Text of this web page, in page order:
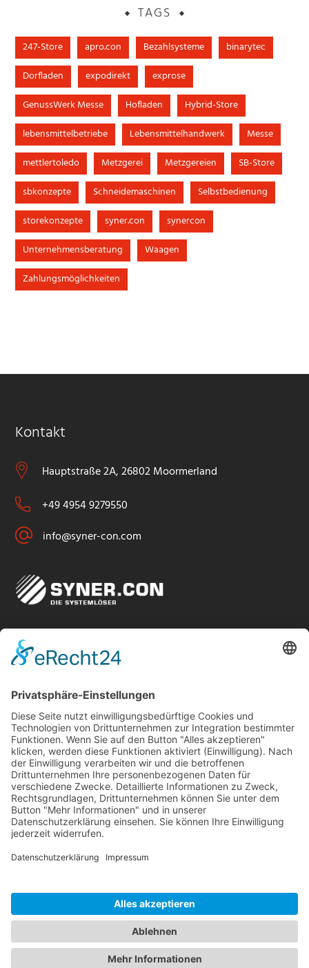
TAGS
247-Store apro.con Bezahlsysteme
binarytec
Dorfladen
expodirekt
exprose
GenussWerk Messe
Hofladen
Hybrid-Store
lebensmittelbetriebe
Lebensmittelhandwerk
Messe
mettlertoledo
Metzgerei Metzgereien
SB-Store
sbkonzepte
Schneidemaschinen
Selbstbedienung
storekonzepte
syner.con
synercon
Unternehmensberatung
Waagen
Zahlungsmöglichkeiten
Kontakt
Hauptstraße 2A, 26802 Moormerland
+49 4954 9279550
info@syner-con.com
Komplette Systemlösungen aus einer Hand von
erfahrenen Fachhändlern für Metzgereien und
Aktuelles
Weiterlesen »
SYNER.CON auf der expoDIREKT